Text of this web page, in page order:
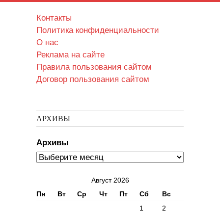
Контакты
Политика конфиденциальности
О нас
Реклама на сайте
Правила пользования сайтом
Договор пользования сайтом
АРХИВЫ
Архивы
Август 2026
Пн
Вт Ср Чт Пт Сб Вс
1
2